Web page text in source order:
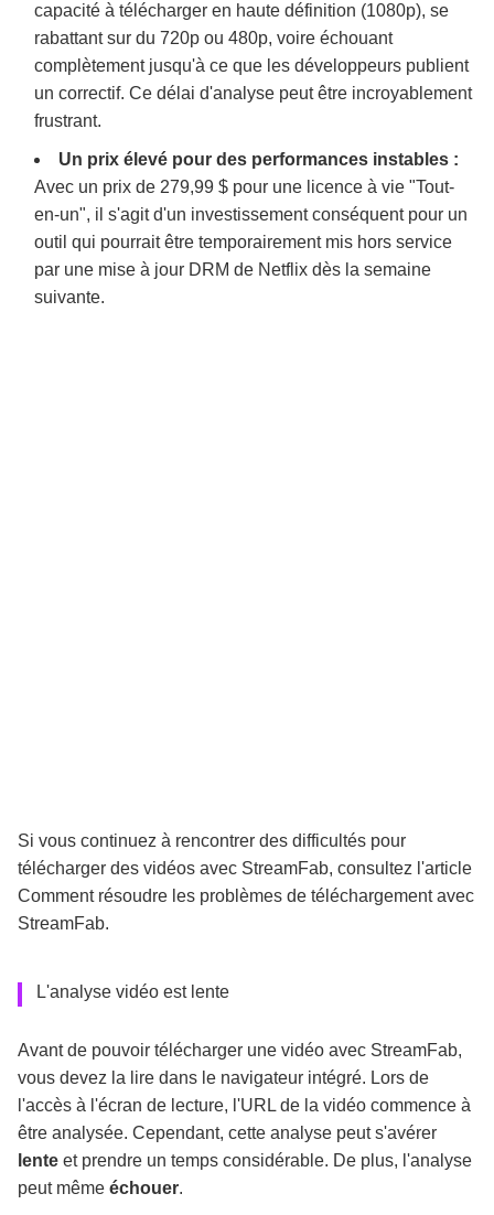
capacité à télécharger en haute définition (1080p), se
rabattant sur du 720p ou 480p, voire échouant
complètement jusqu'à ce que les développeurs publient
un correctif. Ce délai d'analyse peut être incroyablement
frustrant.
Un prix élevé pour des performances instables :
Avec un prix de 279,99 $ pour une licence à vie "Tout-
en-un", il s'agit d'un investissement conséquent pour un
outil qui pourrait être temporairement mis hors service
par une mise à jour DRM de Netflix dès la semaine
suivante.
Si vous continuez à rencontrer des difficultés pour
télécharger des vidéos avec StreamFab, consultez l'article
Comment résoudre les problèmes de téléchargement avec
StreamFab.
L'analyse vidéo est lente
Avant de pouvoir télécharger une vidéo avec StreamFab,
vous devez la lire dans le navigateur intégré. Lors de
l'accès à l'écran de lecture, l'URL de la vidéo commence à
être analysée. Cependant, cette analyse peut s'avérer
lente et prendre un temps considérable. De plus, l'analyse
peut même échouer.